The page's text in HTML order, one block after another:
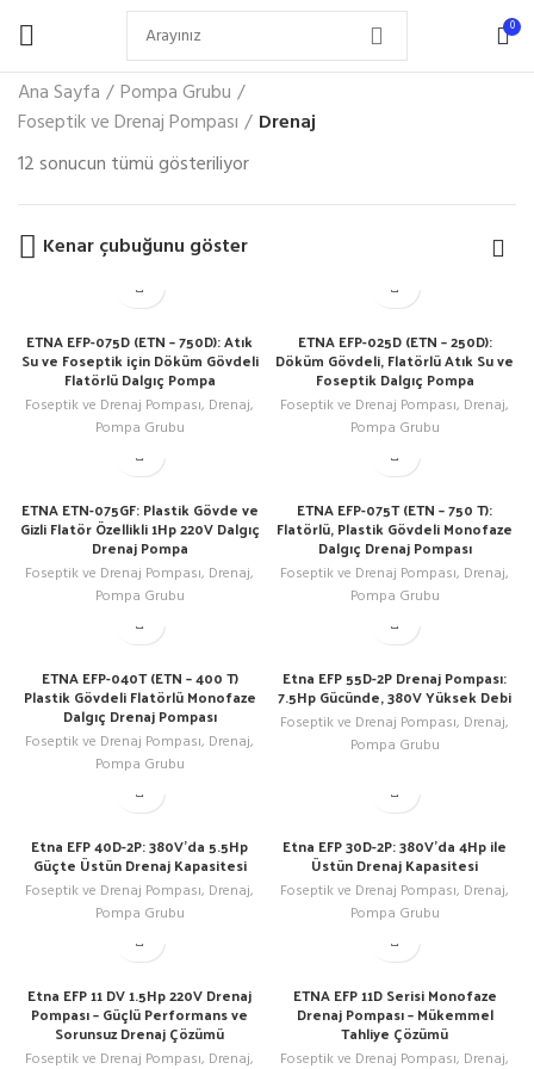
0
Ana Sayfa
Pompa Grubu
Foseptik ve Drenaj Pompası
Drenaj
12 sonucun tümü gösteriliyor
Kenar çubuğunu göster
ETNA EFP-075D (ETN – 750D): Atık
Su ve Foseptik için Döküm Gövdeli
Flatörlü Dalgıç Pompa
Foseptik ve Drenaj Pompası, Drenaj,
Pompa Grubu
ETNA EFP-025D (ETN – 250D):
Döküm Gövdeli, Flatörlü Atık Su ve
Foseptik Dalgıç Pompa
Foseptik ve Drenaj Pompası, Drenaj,
Pompa Grubu
ETNA ETN-075GF: Plastik Gövde ve
Gizli Flatör Özellikli 1Hp 220V Dalgıç
Drenaj Pompa
Foseptik ve Drenaj Pompası, Drenaj,
Pompa Grubu
ETNA EFP-075T (ETN – 750 T):
Flatörlü, Plastik Gövdeli Monofaze
Dalgıç Drenaj Pompası
Foseptik ve Drenaj Pompası, Drenaj,
Pompa Grubu
ETNA EFP-040T (ETN – 400 T)
Plastik Gövdeli Flatörlü Monofaze
Dalgıç Drenaj Pompası
Foseptik ve Drenaj Pompası, Drenaj,
Pompa Grubu
Etna EFP 55D-2P Drenaj Pompası:
7.5Hp Gücünde, 380V Yüksek Debi
Foseptik ve Drenaj Pompası, Drenaj,
Pompa Grubu
Etna EFP 40D-2P: 380V’da 5.5Hp
Güçte Üstün Drenaj Kapasitesi
Foseptik ve Drenaj Pompası, Drenaj,
Pompa Grubu
Etna EFP 30D-2P: 380V’da 4Hp ile
Üstün Drenaj Kapasitesi
Foseptik ve Drenaj Pompası, Drenaj,
Pompa Grubu
Etna EFP 11 DV 1.5Hp 220V Drenaj
Pompası – Güçlü Performans ve
Sorunsuz Drenaj Çözümü
Foseptik ve Drenaj Pompası, Drenaj,
ETNA EFP 11D Serisi Monofaze
Drenaj Pompası – Mükemmel
Tahliye Çözümü
Foseptik ve Drenaj Pompası, Drenaj,